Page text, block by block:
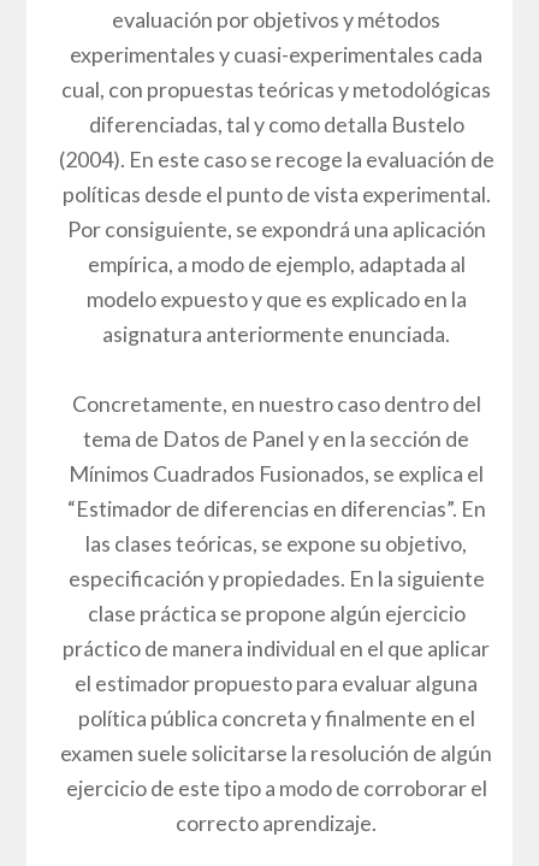
evaluación por objetivos y métodos
experimentales y cuasi-experimentales cada
cual, con propuestas teóricas y metodológicas
diferenciadas, tal y como detalla Bustelo
(2004). En este caso se recoge la evaluación de
políticas desde el punto de vista experimental.
Por consiguiente, se expondrá una aplicación
empírica, a modo de ejemplo, adaptada al
modelo expuesto y que es explicado en la
asignatura anteriormente enunciada.
Concretamente, en nuestro caso dentro del
tema de Datos de Panel y en la sección de
Mínimos Cuadrados Fusionados, se explica el
“Estimador de diferencias en diferencias”. En
las clases teóricas, se expone su objetivo,
especificación y propiedades. En la siguiente
clase práctica se propone algún ejercicio
práctico de manera individual en el que aplicar
el estimador propuesto para evaluar alguna
política pública concreta y finalmente en el
examen suele solicitarse la resolución de algún
ejercicio de este tipo a modo de corroborar el
correcto aprendizaje.